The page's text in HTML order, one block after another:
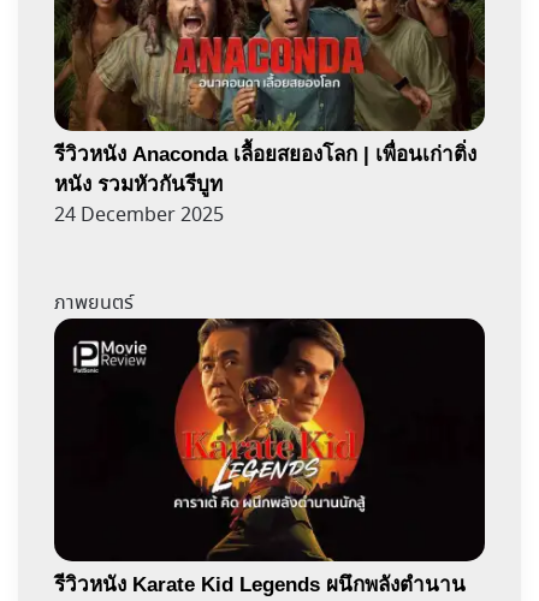
รีวิวหนัง Anaconda เลื้อยสยองโลก | เพื่อนเก่าติ่ง
หนัง รวมหัวกันรีบูท
24 December 2025
ภาพยนตร์
รีวิวหนัง Karate Kid Legends ผนึกพลังตำนาน